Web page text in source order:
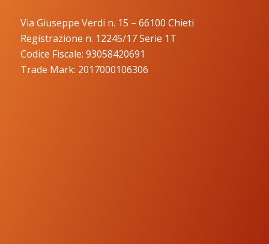
Via Giuseppe Verdi n. 15 – 66100 Chieti
Registrazione n. 12245/17 Serie 1T
Codice Fiscale: 93058420691
Trade Mark: 2017000106306